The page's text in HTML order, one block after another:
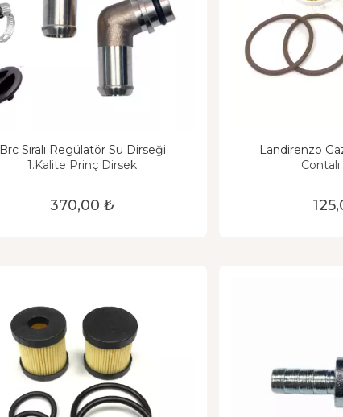
Brc Sıralı Regülatör Su Dirseği
1.Kalite Prinç Dirsek
370,00 ₺
Landirenzo